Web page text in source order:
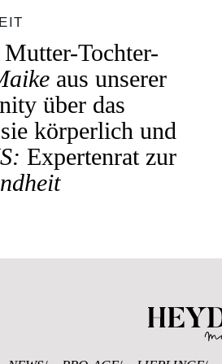
Mutter-Tochter-
aus unserer
über das
körperlich und
Expertenrat zur